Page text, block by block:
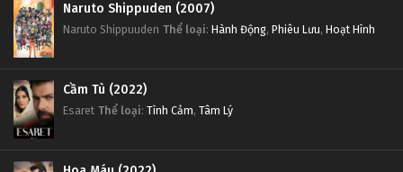
Naruto Shippuden (2007)
Naruto Shippuuden Thể loại: Hành Động, Phiêu Lưu, Hoạt Hình
Cầm Tù (2022)
Esaret Thể loại: Tình Cảm, Tâm Lý